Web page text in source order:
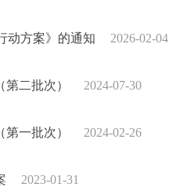
动方案》的通知 2026-02-04
第二批次） 2024-07-30
第一批次） 2024-02-26
2023-01-31